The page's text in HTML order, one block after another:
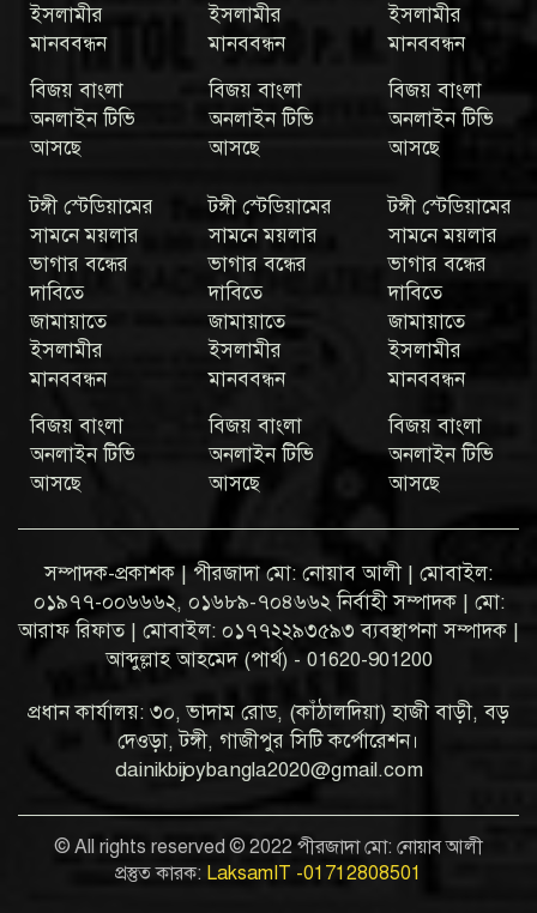
ইসলামীর
মানববন্ধন
বিজয় বাংলা
অনলাইন টিভি
আসছে
ইসলামীর
মানববন্ধন
বিজয় বাংলা
অনলাইন টিভি
আসছে
ইসলামীর
মানববন্ধন
বিজয় বাংলা
অনলাইন টিভি
আসছে
টঙ্গী স্টেডিয়ামের
সামনে ময়লার
ভাগার বন্ধের
দাবিতে
জামায়াতে
ইসলামীর
মানববন্ধন
বিজয় বাংলা
অনলাইন টিভি
আসছে
টঙ্গী স্টেডিয়ামের
সামনে ময়লার
ভাগার বন্ধের
দাবিতে
জামায়াতে
ইসলামীর
মানববন্ধন
বিজয় বাংলা
অনলাইন টিভি
আসছে
টঙ্গী স্টেডিয়ামের
সামনে ময়লার
ভাগার বন্ধের
দাবিতে
জামায়াতে
ইসলামীর
মানববন্ধন
বিজয় বাংলা
অনলাইন টিভি
আসছে
সম্পাদক-প্রকাশক | পীরজাদা মো: নোয়াব আলী | মোবাইল:
০১৯৭৭-০০৬৬৬২, ০১৬৮৯-৭০৪৬৬২ নির্বাহী সম্পাদক | মো:
আরাফ রিফাত | মোবাইল: ০১৭৭২২৯৩৫৯৩ ব্যবস্থাপনা সম্পাদক |
আব্দুল্লাহ আহমেদ (পার্থ) - 01620-901200
প্রধান কার্যালয়: ৩০, ভাদাম রোড, (কাঁঠালদিয়া) হাজী বাড়ী, বড়
দেওড়া, টঙ্গী, গাজীপুর সিটি কর্পোরেশন।
dainikbijoybangla2020@gmail.com
© All rights reserved © 2022 পীরজাদা মো: নোয়াব আলী
প্রস্তুত কারক: LaksamIT -01712808501